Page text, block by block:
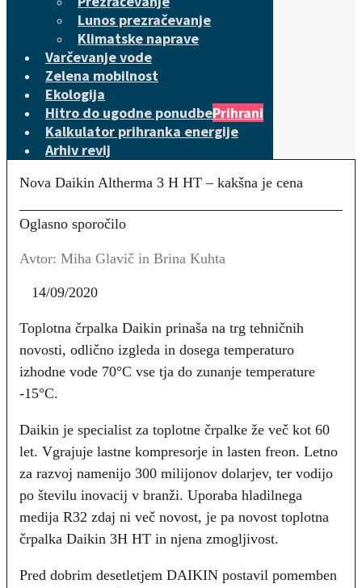
Lunos prezračevanje
Klimatske naprave
Varčevanje vode
Zelena mobilnost
Ekologija
Hitro do ugodne ponudbePrihrani
Kalkulator prihranka energije
Arhiv revij
Nova Daikin Altherma 3 H HT – kakšna je cena
Oglasno sporočilo
Avtor: Miha Glavič in Brina Kuhta
14/09/2020
Toplotna črpalka Daikin prinaša na trg tehničnih
novosti, odlično izgleda in dosega temperaturo
izhodne vode 70°C vse tja do zunanje temperature
-15°C.
Daikin je specialist za toplotne črpalke že več kot 60
let. Vgrajuje lastne kompresorje in lasten freon. Letno
za razvoj namenijo 300 milijonov dolarjev, ter vodijo
po številu inovacij v branži. Uporaba hladilnega
medija R32 zdaj ni več novost, je pa novost toplotna
črpalka Daikin 3H HT in njena zmogljivost.
Pred dobrim desetletjem DAIKIN postavil pomemben